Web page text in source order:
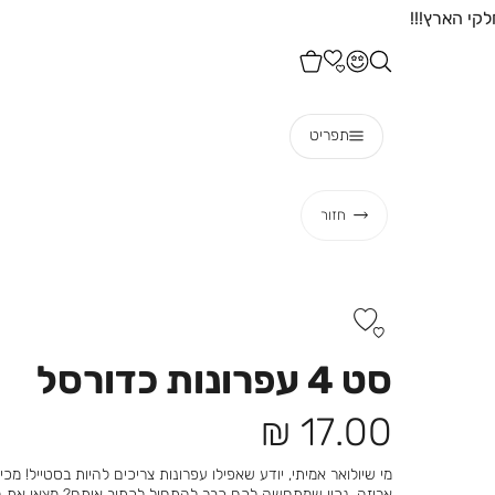
תפריט
חזור
סט 4 עפרונות כדורסל
מחיר
מוצר
17.00 ₪